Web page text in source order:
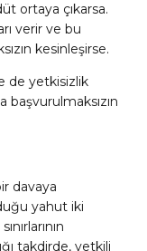
ortaya çıkarsa.
verir ve bu
kesinleşirse.
de yetkisizlik
başvurulmaksızın
davaya
yahut iki
takdirde, yetkili